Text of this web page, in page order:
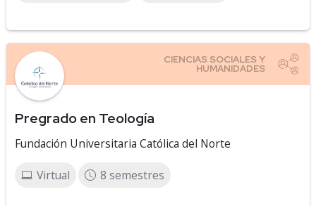
Pregrado en Teología
Fundación Universitaria Católica del Norte
Virtual 8 semestres